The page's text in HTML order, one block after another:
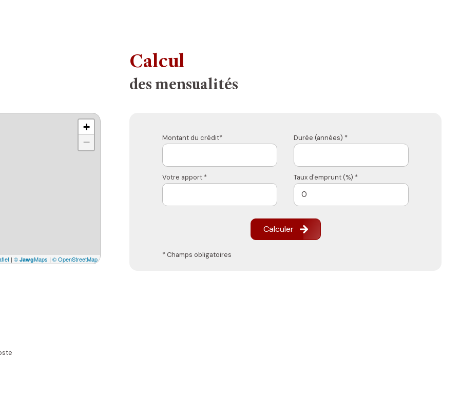
+
−
| © JawgMaps | © OpenStreetMap
Calcul
des mensualités
Montant du crédit* Durée (années) *
Votre apport * Taux d'emprunt (%) *
Calculer
* Champs obligatoires